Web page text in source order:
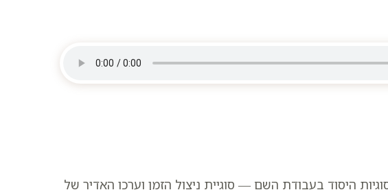
היסוד בעבודת השם — סוגיית ניצול הזמן וערכו האדיר של